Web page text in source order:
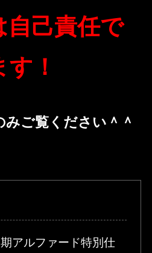
自己責任で
！
みご覧ください＾＾
期アルファード特別仕